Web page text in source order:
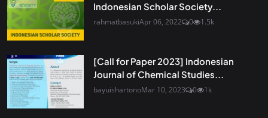
Indonesian Scholar Society...
rahmatbasukiApr 06, 2022 0 1.5k
[Call for Paper 2023] Indonesian
Journal of Chemical Studies...
bayuishartonoMar 10, 2023 0 1k